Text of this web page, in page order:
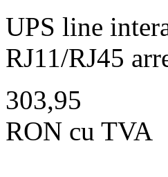
UPS line
RJ11/RJ45
303,95
RON cu TVA